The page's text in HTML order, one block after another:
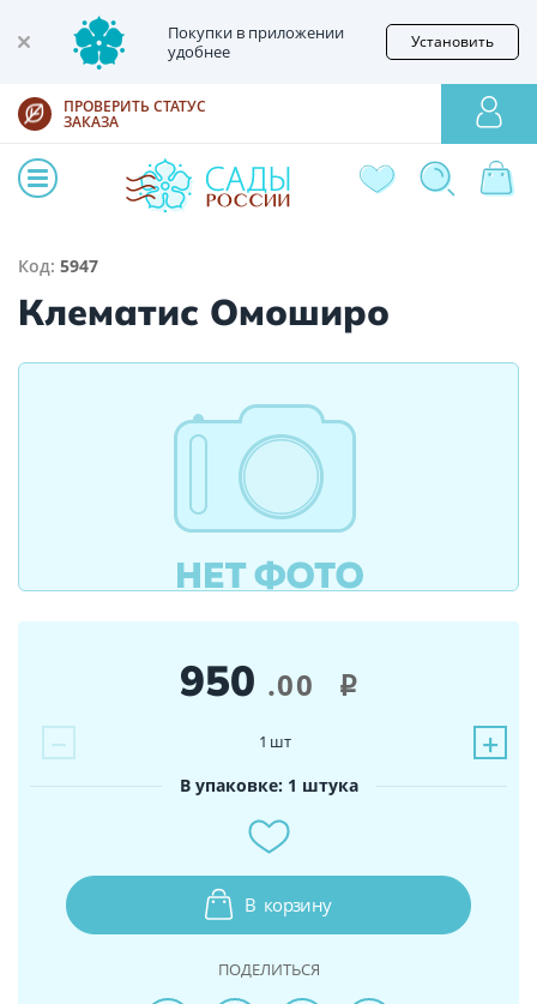
Покупки в приложении
удобнее
Установить
ПРОВЕРИТЬ СТАТУС
ЗАКАЗА
Код: 5947
Клематис Омоширо
950 .00 i
− +
1 шт
В упаковке: 1 штука
В корзину
ПОДЕЛИТЬСЯ